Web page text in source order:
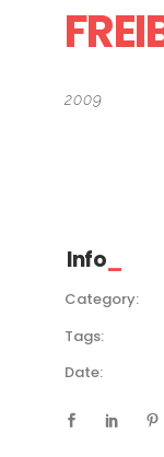
2009
Info
Category:
Tags:
Date: